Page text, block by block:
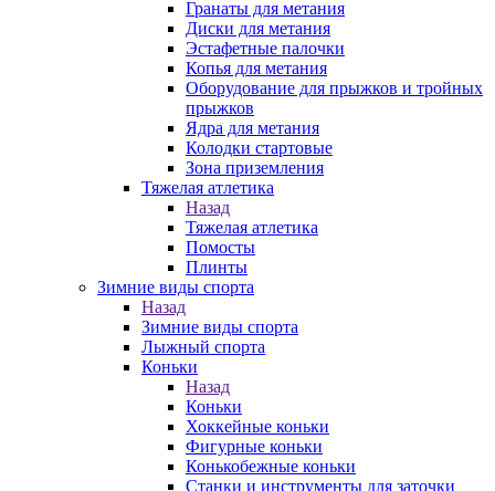
Гранаты для метания
Диски для метания
Эстафетные палочки
Копья для метания
Оборудование для прыжков и тройных
прыжков
Ядра для метания
Колодки стартовые
Зона приземления
Тяжелая атлетика
Назад
Тяжелая атлетика
Помосты
Плинты
Зимние виды спорта
Назад
Зимние виды спорта
Лыжный спорта
Коньки
Назад
Коньки
Хоккейные коньки
Фигурные коньки
Конькобежные коньки
Станки и инструменты для заточки